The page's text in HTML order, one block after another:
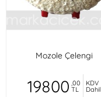
Mozole Çelengi
19800 ,00
TL
KDV
Dahil